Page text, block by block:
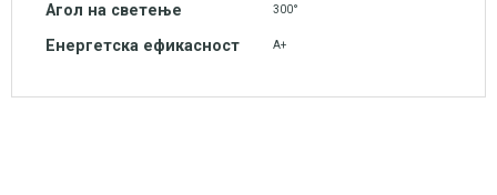
Агол на светење 300°
Енергетска ефикасност А+